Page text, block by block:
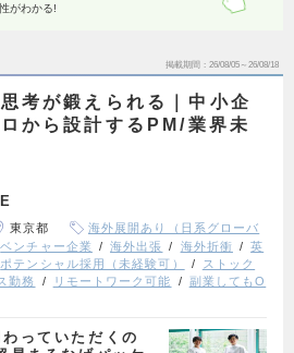
がわかる!
掲載期間 26/08/05～26/08/18
考が鍛えられる｜中小企
から設計するPM/業界未
東京都
海外展開あり（日系グローバ
ベンチャー企業 海外出張 海外折衝
英
ポテンシャル採用（未経験可）
ストック
勤務 リモートワーク可能
副業してもO
っていただくの